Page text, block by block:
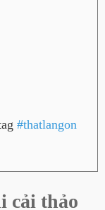
#thatlangon
cải thảo